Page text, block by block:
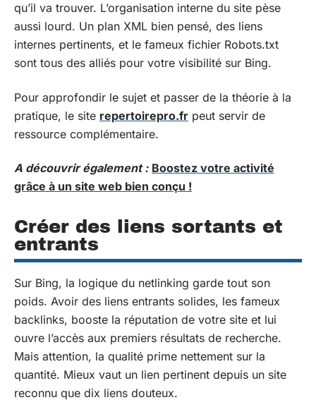
qu’il va trouver. L’organisation interne du site pèse
aussi lourd. Un plan XML bien pensé, des liens
internes pertinents, et le fameux fichier Robots.txt
sont tous des alliés pour votre visibilité sur Bing.
Pour approfondir le sujet et passer de la théorie à la
pratique, le site repertoirepro.fr peut servir de
ressource complémentaire.
A découvrir également : Boostez votre activité
grâce à un site web bien conçu !
Créer des liens sortants et
entrants
Sur Bing, la logique du netlinking garde tout son
poids. Avoir des liens entrants solides, les fameux
backlinks, booste la réputation de votre site et lui
ouvre l’accès aux premiers résultats de recherche.
Mais attention, la qualité prime nettement sur la
quantité. Mieux vaut un lien pertinent depuis un site
reconnu que dix liens douteux.